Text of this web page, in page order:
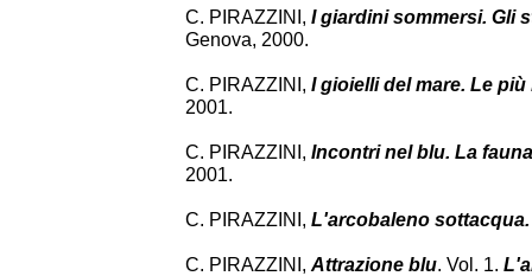
C. PIRAZZINI, I giardini sommersi. Gli
Genova, 2000.
C. PIRAZZINI, I gioielli del mare. Le
2001.
C. PIRAZZINI, Incontri nel blu. La
2001.
C. PIRAZZINI, L'arcobaleno
C. PIRAZZINI, Attrazione blu. Vol. 1.